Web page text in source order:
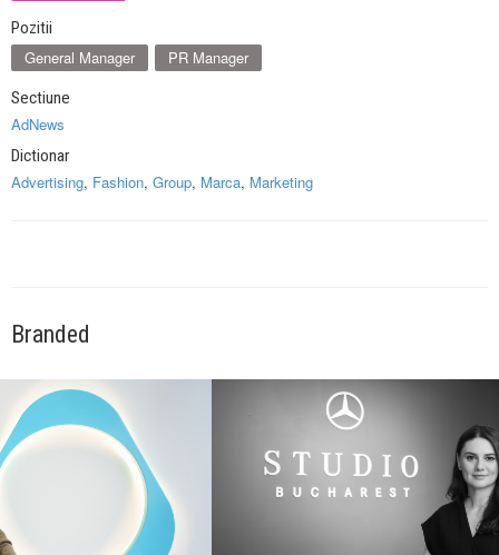
Pozitii
General Manager PR Manager
Sectiune
AdNews
Dictionar
Advertising, Fashion, Group, Marca, Marketing
Branded